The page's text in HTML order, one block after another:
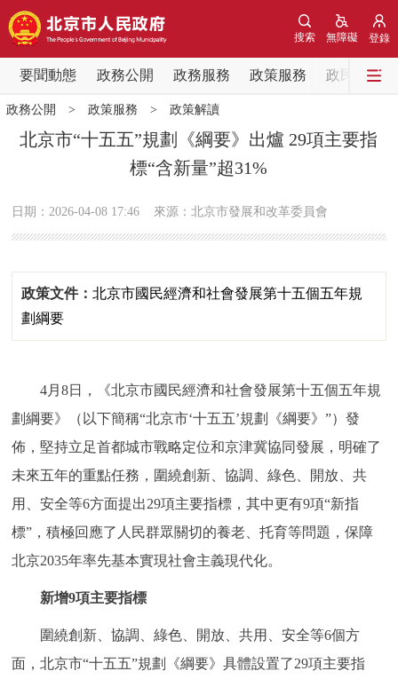
登錄
無障礙
搜索
要聞動態 政務公開 政務服務 政策服務 政民互動
要聞動態
黨中央精神 國務院資訊
會議資訊
市領導
決策公開 專題公開
個人服務 法人服務 部門服務
便民服務 利企服務
政民互動
政務公開 > 政策服務 > 政策解讀
北京市“十五五”規劃《綱要》出爐 29項主要指
標“含新量”超31%
日期：2026-04-08 17:46 來源：北京市發展和改革委員會
政策文件：北京市國民經濟和社會發展第十五個五年規
劃綱要
4月8日，《北京市國民經濟和社會發展第十五個五年規
劃綱要》（以下簡稱“北京市‘十五五’規劃《綱要》”）發
佈，堅持立足首都城市戰略定位和京津冀協同發展，明確了
未來五年的重點任務，圍繞創新、協調、綠色、開放、共
用、安全等6方面提出29項主要指標，其中更有9項“新指
標”，積極回應了人民群眾關切的養老、托育等問題，保障
北京2035年率先基本實現社會主義現代化。
新增9項主要指標
圍繞創新、協調、綠色、開放、共用、安全等6個方
面，北京市“十五五”規劃《綱要》具體設置了29項主要指